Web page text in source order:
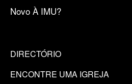
Novo À IMU?
DIRECTÓRIO
ENCONTRE UMA IGREJA